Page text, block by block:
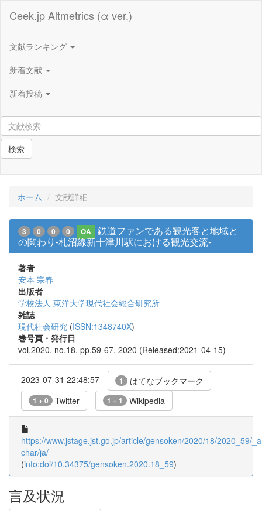
Ceek.jp Altmetrics (α ver.)
文献ランキング
新着文献
新着投稿
検索
ホーム 文献詳細
3 0 0 0 OA
鉄道ファンである観光客と地域と
の関わり-札沼線新十津川駅における観光交流-
著者
安本 宗春
出版者
学校法人 東洋大学現代社会総合研究所
雑誌
現代社会研究 (ISSN:1348740X)
巻号頁・発行日
vol.2020, no.18, pp.59-67, 2020 (Released:2021-04-15)
2023-07-31 22:48:57 1 はてなブックマーク
1 + 0 Twitter 1 + 1 Wikipedia
https://www.jstage.jst.go.jp/article/gensoken/2020/18/2020_59/
char/ja/
(info:doi/10.34375/gensoken.2020.18_59)
言及状況